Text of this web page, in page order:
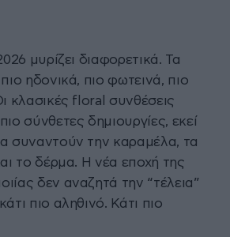
μυρίζει διαφορετικά. Τα
ηδονικά, πιο φωτεινά, πιο
κλασικές floral συνθέσεις
σύνθετες δημιουργίες, εκεί
συναντούν την καραμέλα, τα
το δέρμα. Η νέα εποχή της
δεν αναζητά την “τέλεια”
πιο αληθινό. Κάτι πιο